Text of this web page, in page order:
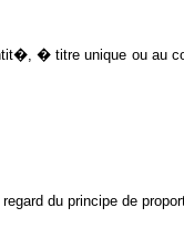
� titre unique ou au
du principe de